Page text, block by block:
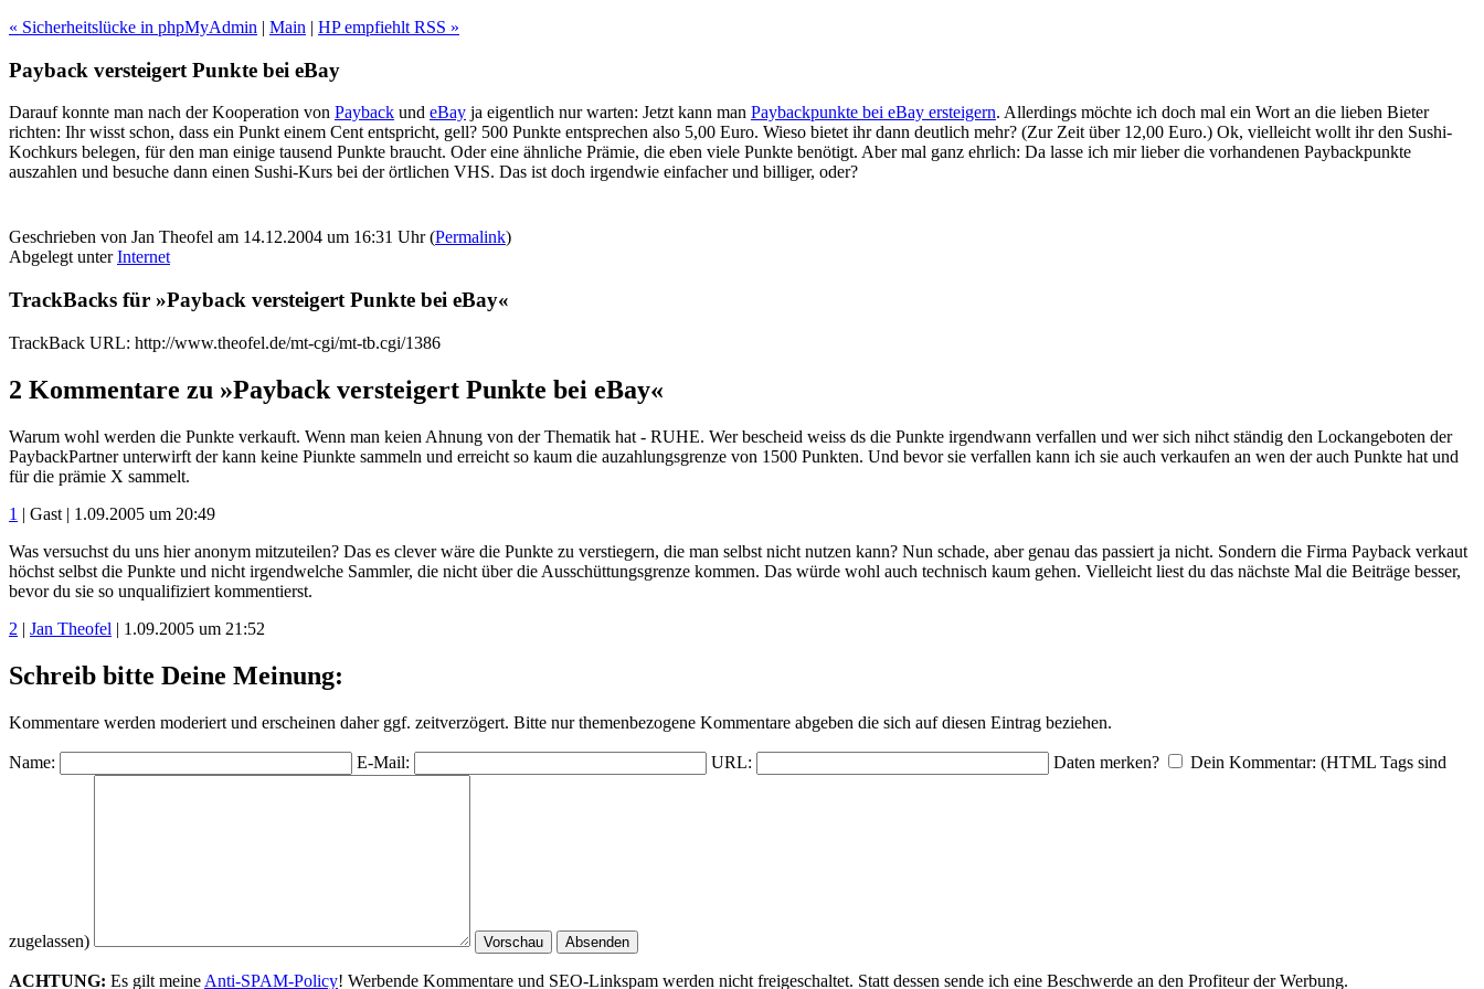
« Sicherheitslücke in phpMyAdmin | Main | HP empfiehlt RSS »
Payback versteigert Punkte bei eBay
Darauf konnte man nach der Kooperation von Payback und eBay ja eigentlich nur warten: Jetzt kann man Paybackpunkte bei eBay ersteigern. Allerdings möchte ich doch mal ein Wort an die lieben Bieter
richten: Ihr wisst schon, dass ein Punkt einem Cent entspricht, gell? 500 Punkte entsprechen also 5,00 Euro. Wieso bietet ihr dann deutlich mehr? (Zur Zeit über 12,00 Euro.) Ok, vielleicht wollt ihr den Sushi-
Kochkurs belegen, für den man einige tausend Punkte braucht. Oder eine ähnliche Prämie, die eben viele Punkte benötigt. Aber mal ganz ehrlich: Da lasse ich mir lieber die vorhandenen Paybackpunkte
auszahlen und besuche dann einen Sushi-Kurs bei der örtlichen VHS. Das ist doch irgendwie einfacher und billiger, oder?
Geschrieben von Jan Theofel am 14.12.2004 um 16:31 Uhr (Permalink)
Abgelegt unterInternet
TrackBacks für »Payback versteigert Punkte bei eBay«
TrackBack URL: http://www.theofel.de/mt-cgi/mt-tb.cgi/1386
2 Kommentare zu »Payback versteigert Punkte bei eBay«
Warum wohl werden die Punkte verkauft. Wenn man keien Ahnung von der Thematik hat - RUHE. Wer bescheid weiss ds die Punkte irgendwann verfallen und wer sich nihct ständig den Lockangeboten der
PaybackPartner unterwirft der kann keine Piunkte sammeln und erreicht so kaum die auzahlungsgrenze von 1500 Punkten. Und bevor sie verfallen kann ich sie auch verkaufen an wen der auch Punkte hat und
für die prämie X sammelt.
1 | Gast | 1.09.2005 um 20:49
Was versuchst du uns hier anonym mitzuteilen? Das es clever wäre die Punkte zu verstiegern, die man selbst nicht nutzen kann? Nun schade, aber genau das passiert ja nicht. Sondern die Firma Payback verkaut
höchst selbst die Punkte und nicht irgendwelche Sammler, die nicht über die Ausschüttungsgrenze kommen. Das würde wohl auch technisch kaum gehen. Vielleicht liest du das nächste Mal die Beiträge besser,
bevor du sie so unqualifiziert kommentierst.
2 | Jan Theofel | 1.09.2005 um 21:52
Schreib bitte Deine Meinung:
Kommentare werden moderiert und erscheinen daher ggf. zeitverzögert. Bitte nur themenbezogene Kommentare abgeben die sich auf diesen Eintrag beziehen.
Name: E-Mail: URL: Daten merken? Dein Kommentar: (HTML Tags sind
zugelassen)
ACHTUNG: Es gilt meine Anti-SPAM-Policy! Werbende Kommentare und SEO-Linkspam werden nicht freigeschaltet. Statt dessen sende ich eine Beschwerde an den Profiteur der Werbung.